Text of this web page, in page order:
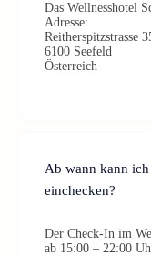
Das Wellnesshotel
Adresse:
Reitherspitzstrasse
6100 Seefeld
Österreich
Ab wann kann
einchecken?
Der Check-In im
ab 15:00 – 22:00